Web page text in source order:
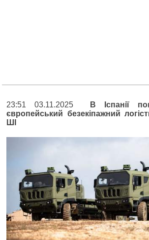
23:51 03.11.2025
В Іспанії
європейський безекіпажний
ШІ